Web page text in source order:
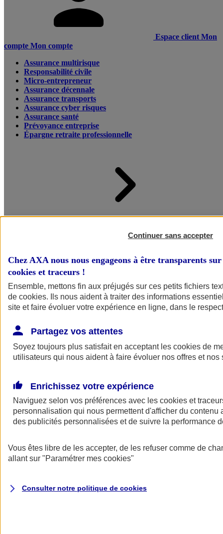
Espace client Mon
compte Mon compte
Assurance multirisque
Responsabilité civile
Micro-entrepreneur
Assurance décennale
Assurance transports
Assurance cyber risques
Assurance santé
Prévoyance entreprise
Épargne retraite professionnelle
Accueil
Épargne retraite professionnelle
Nos solution Épargne Retraite
Continuer sans accepter
Chez AXA nous nous engageons à être transparents
cookies et traceurs !
Ensemble, mettons fin aux préjugés sur ces petits fichiers
de cookies. Ils nous aident à traiter des informations
site et faire évoluer votre expérience en ligne, dans le
Partagez vos attentes
Soyez toujours plus satisfait en acceptant les cookies de
utilisateurs qui nous aident à faire évoluer nos offres et nos
Enrichissez votre expérience
Naviguez selon vos préférences avec les cookies et
personnalisation qui nous permettent d'afficher du contenu
des publicités personnalisées et de suivre la performance
Vous êtes libre de les accepter, de les refuser comme de
allant sur "Paramétrer mes cookies"
Consulter notre politique de cookies